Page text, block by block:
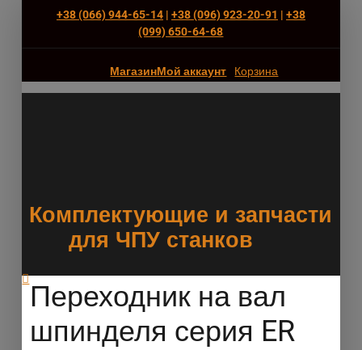
+38 (066) 944-65-14| +38 (096) 923-20-91 | +38
(‎099) 650-64-68
МагазинМой аккаунт Корзина
Комплектующие и запчасти
для ЧПУ станков
Переходник на вал
шпинделя серия ER